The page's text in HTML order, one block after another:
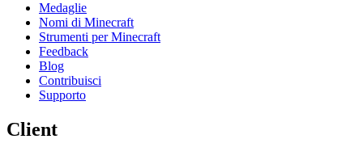
Medaglie
Nomi di Minecraft
Strumenti per Minecraft
Feedback
Blog
Contribuisci
Supporto
Client